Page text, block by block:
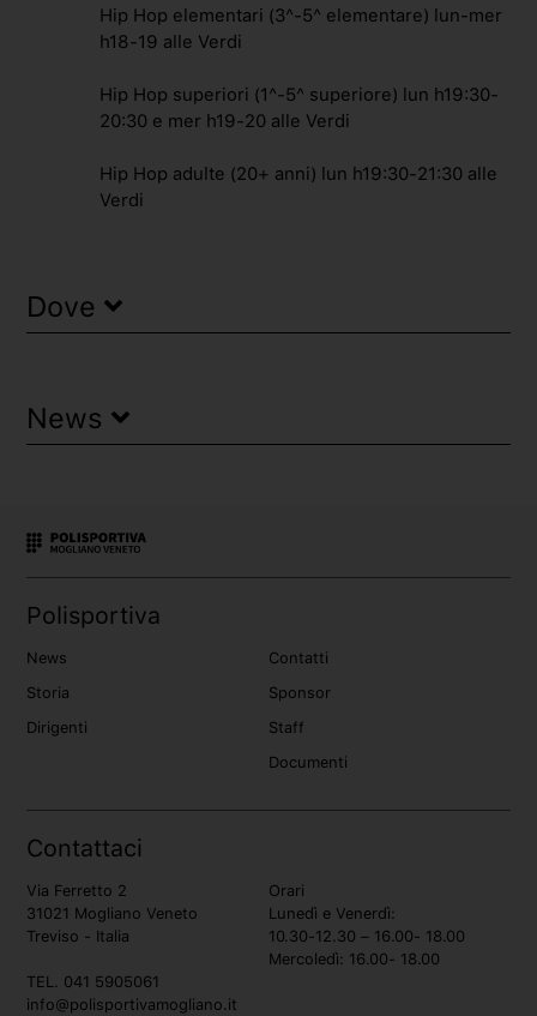
Hip Hop elementari (3^-5^ elementare) lun-mer
h18-19 alle Verdi
Hip Hop superiori (1^-5^ superiore) lun h19:30-
20:30 e mer h19-20 alle Verdi
Hip Hop adulte (20+ anni) lun h19:30-21:30 alle
Verdi
Dove
Palestra Giuseppe Verdi
News
Open Day e iscrizioni
Ginnastica artistica
Polisportiva
News
Storia
Dirigenti
Contatti
Sponsor
Staff
Documenti
Contattaci
Via Ferretto 2
31021 Mogliano Veneto
Treviso - Italia
TEL. 041 5905061
info@polisportivamogliano.it
Orari
Lunedì e Venerdì:
10.30-12.30 – 16.00- 18.00
Mercoledì: 16.00- 18.00